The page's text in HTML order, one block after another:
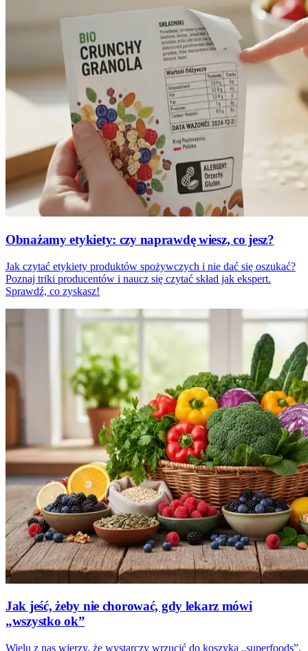
Obnażamy etykiety: czy naprawdę wiesz, co jesz?
Jak czytać etykiety produktów spożywczych i nie dać się oszukać?
Poznaj triki producentów i naucz się czytać skład jak ekspert.
Sprawdź, co zyskasz!
Jak jeść, żeby nie chorować, gdy lekarz mówi
„wszystko ok”
Wielu z nas wierzy, że wystarczy wrzucić do koszyka „superfoods”,